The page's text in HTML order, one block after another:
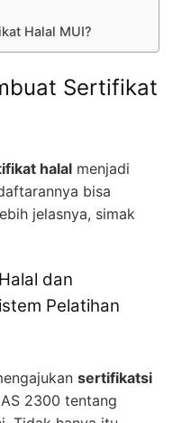
Halal MUI?
Sertifikat
halal menjadi
bisa
jelasnya, simak
dan
Pelatihan
sertifikatsi
2300 tentang